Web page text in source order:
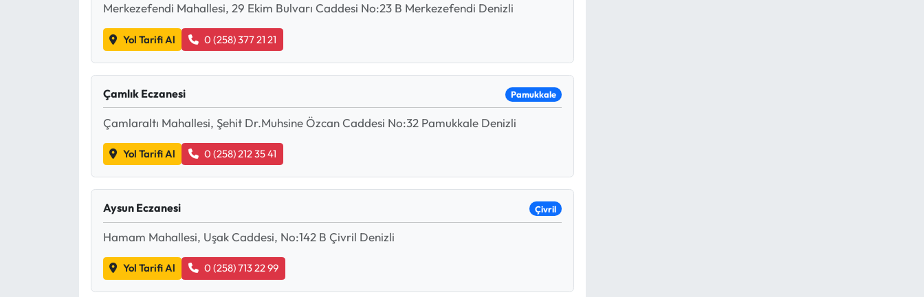
Merkezefendi Mahallesi, 29 Ekim Bulvarı Caddesi No:23 B Merkezefendi Denizli
Yol Tarifi Al 0 (258) 377 21 21
Çamlık Eczanesi Pamukkale
Çamlaraltı Mahallesi, Şehit Dr.Muhsine Özcan Caddesi No:32 Pamukkale Denizli
Yol Tarifi Al 0 (258) 212 35 41
Aysun Eczanesi Çivril
Hamam Mahallesi, Uşak Caddesi, No:142 B Çivril Denizli
Yol Tarifi Al 0 (258) 713 22 99